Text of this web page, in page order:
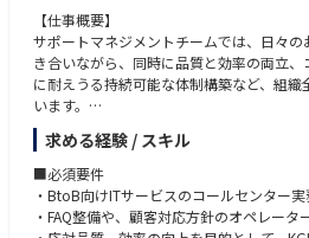
【仕事概要】
サポートマネジメントチームでは、日々
き合いながら、同時に品質と効率の両立
に耐えうる持続可能な体制構築など、組
います。
チームの動きとして大きく２つ、具体の顧
「顧客対応領域」と、顧客自身の自己解決
トサイト領域」がある中で、今回は主に、
画・推進を担うポジションを募集します。
【業務概要】
求める経験 / スキル
■必須要件
・BtoB向けITサービスのコールセンター実
・FAQ整備や、顧客対応方針のオペレー